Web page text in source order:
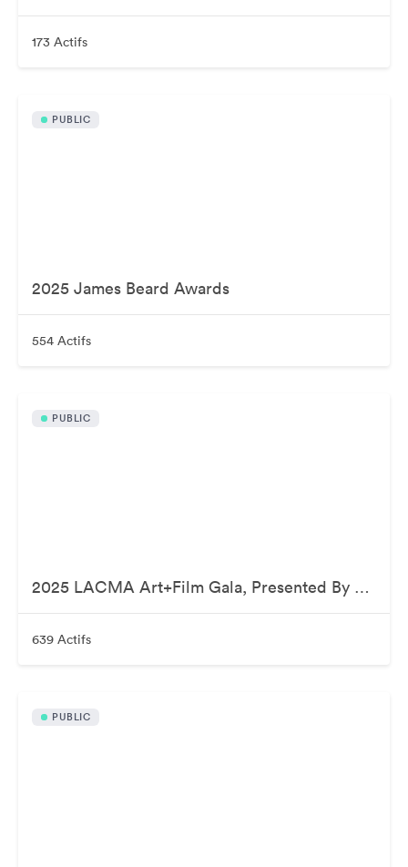
173 Actifs
PUBLIC
2025 James Beard Awards
554 Actifs
PUBLIC
2025 LACMA Art+Film Gala, Presented By Gucci
639 Actifs
PUBLIC